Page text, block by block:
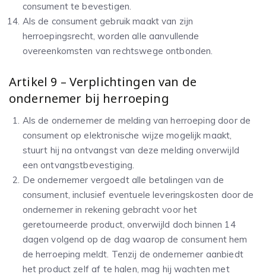
consument te bevestigen.
Als de consument gebruik maakt van zijn
herroepingsrecht, worden alle aanvullende
overeenkomsten van rechtswege ontbonden.
Artikel 9 – Verplichtingen van de
ondernemer bij herroeping
Als de ondernemer de melding van herroeping door de
consument op elektronische wijze mogelijk maakt,
stuurt hij na ontvangst van deze melding onverwijld
een ontvangstbevestiging.
De ondernemer vergoedt alle betalingen van de
consument, inclusief eventuele leveringskosten door de
ondernemer in rekening gebracht voor het
geretourneerde product, onverwijld doch binnen 14
dagen volgend op de dag waarop de consument hem
de herroeping meldt. Tenzij de ondernemer aanbiedt
het product zelf af te halen, mag hij wachten met